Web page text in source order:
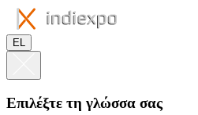
EL
Επιλέξτε τη γλώσσα σας